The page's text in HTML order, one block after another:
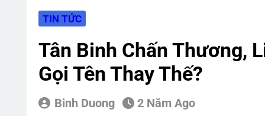
5 Ứng Cử Viên
17 Giờ Ago
10 Trận Đấu
TIN TỨC
Tân Binh Chấn Thương,
Gọi Tên Thay Thế?
Binh Duong 2 Năm Ago